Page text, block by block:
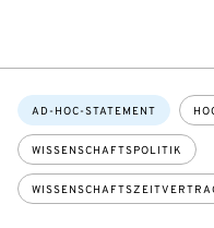
Themen:
AD-HOC-STATEMENT
WISSENSCHAFTSPOLITIK